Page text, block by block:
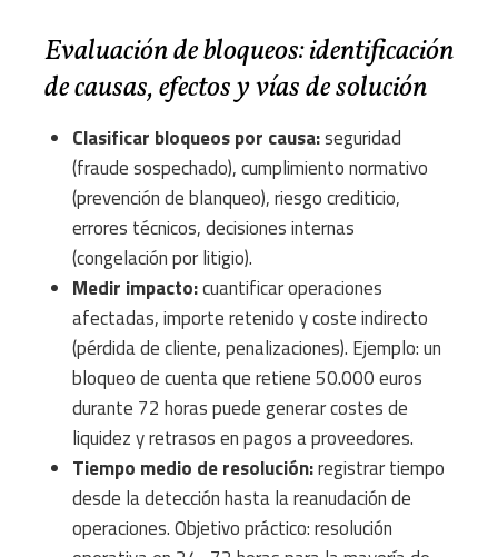
Evaluación de bloqueos: identificación
de causas, efectos y vías de solución
Clasificar bloqueos por causa:seguridad
(fraude sospechado), cumplimiento normativo
(prevención de blanqueo), riesgo crediticio,
errores técnicos, decisiones internas
(congelación por litigio).
Medir impacto:cuantificar operaciones
afectadas, importe retenido y coste indirecto
(pérdida de cliente, penalizaciones). Ejemplo: un
bloqueo de cuenta que retiene 50.000 euros
durante 72 horas puede generar costes de
liquidez y retrasos en pagos a proveedores.
Tiempo medio de resolución:registrar tiempo
desde la detección hasta la reanudación de
operaciones. Objetivo práctico: resolución